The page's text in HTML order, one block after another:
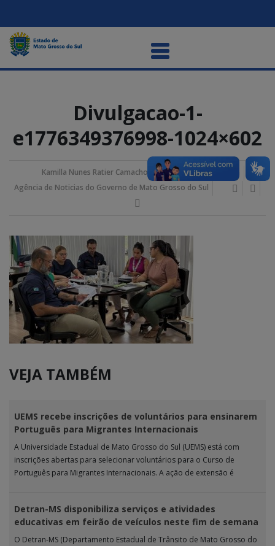
Divulgacao-1-
e1776349376998-1024×602
Kamilla Nunes Ratier Camacho
24/abril/2026 2:59 pm
Agência de Noticias do Governo de Mato Grosso do Sul
VEJA TAMBÉM
UEMS recebe inscrições de voluntários para ensinarem
Português para Migrantes Internacionais
A Universidade Estadual de Mato Grosso do Sul (UEMS) está com
inscrições abertas para selecionar voluntários para o Curso de
Português para Migrantes Internacionais. A ação de extensão é
Detran-MS disponibiliza serviços e atividades
educativas em feirão de veículos neste fim de semana
O Detran-MS (Departamento Estadual de Trânsito de Mato Grosso do